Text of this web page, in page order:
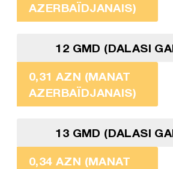
AZERBAÏDJANAIS)
12 GMD (DALASI
0,31 AZN (MANAT
AZERBAÏDJANAIS)
13 GMD (DALASI
0,34 AZN (MANAT